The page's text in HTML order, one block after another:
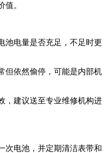
值。
池电量是否充足，不足时更
但依然偷停，可能是内部机
，建议送至专业维修机构进
次电池，并定期清洁表带和